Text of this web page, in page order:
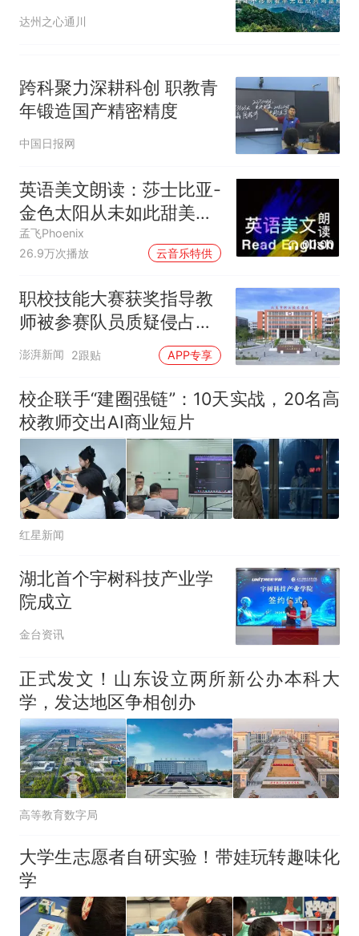
达州之心通川
跨科聚力深耕科创 职教青
年锻造国产精密精度
中国日报网
英语美文朗读：莎士比亚-
金色太阳从未如此甜美吻
过
孟飞Phoenix
26.9万次播放
云音乐特供
00:00
职校技能大赛获奖指导教
师被参赛队员质疑侵占成
果，校方：反映不实
澎湃新闻 2跟贴 APP专享
校企联手“建圈强链”：10天实战，20名高
校教师交出AI商业短片
红星新闻
湖北首个宇树科技产业学
院成立
金台资讯
正式发文！山东设立两所新公办本科大
学，发达地区争相创办
高等教育数字局
大学生志愿者自研实验！带娃玩转趣味化
学